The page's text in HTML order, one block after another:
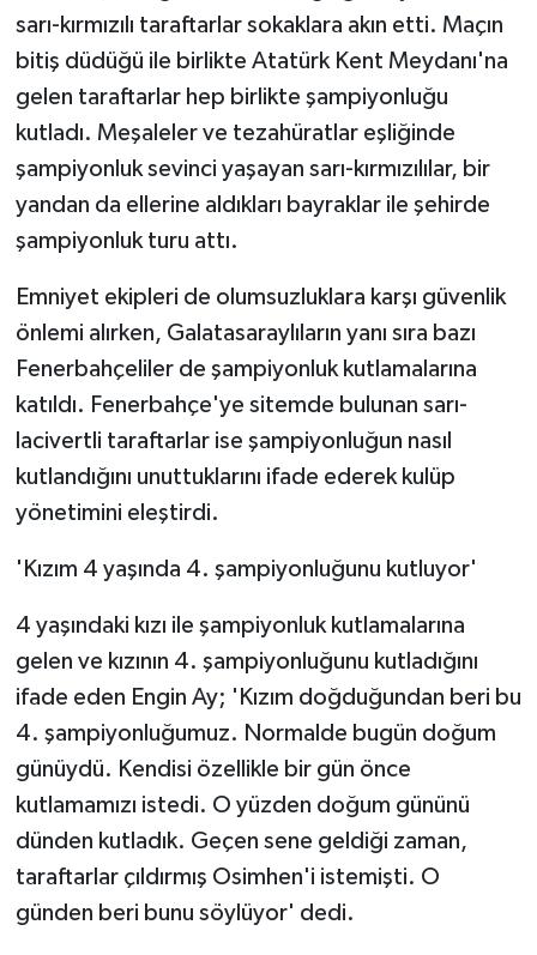
sarı-kırmızılı taraftarlar sokaklara akın etti. Maçın
bitiş düdüğü ile birlikte Atatürk Kent Meydanı'na
gelen taraftarlar hep birlikte şampiyonluğu
kutladı. Meşaleler ve tezahüratlar eşliğinde
şampiyonluk sevinci yaşayan sarı-kırmızılılar, bir
yandan da ellerine aldıkları bayraklar ile şehirde
şampiyonluk turu attı.
Emniyet ekipleri de olumsuzluklara karşı güvenlik
önlemi alırken, Galatasaraylıların yanı sıra bazı
Fenerbahçeliler de şampiyonluk kutlamalarına
katıldı. Fenerbahçe'ye sitemde bulunan sarı-
lacivertli taraftarlar ise şampiyonluğun nasıl
kutlandığını unuttuklarını ifade ederek kulüp
yönetimini eleştirdi.
'Kızım 4 yaşında 4. şampiyonluğunu kutluyor'
4 yaşındaki kızı ile şampiyonluk kutlamalarına
gelen ve kızının 4. şampiyonluğunu kutladığını
ifade eden Engin Ay; 'Kızım doğduğundan beri bu
4. şampiyonluğumuz. Normalde bugün doğum
günüydü. Kendisi özellikle bir gün önce
kutlamamızı istedi. O yüzden doğum gününü
dünden kutladık. Geçen sene geldiği zaman,
taraftarlar çıldırmış Osimhen'i istemişti. O
günden beri bunu söylüyor' dedi.
İNSAN
İş Dünyası
Jandarma
Kadın
MAGAZİN
POLİTİKA
Sağlık
SİYASET
SPOR HABERLERİ
TEKNOLOJİ
Turizm
ÜLKE GÜNDEMİ
YAŞAM